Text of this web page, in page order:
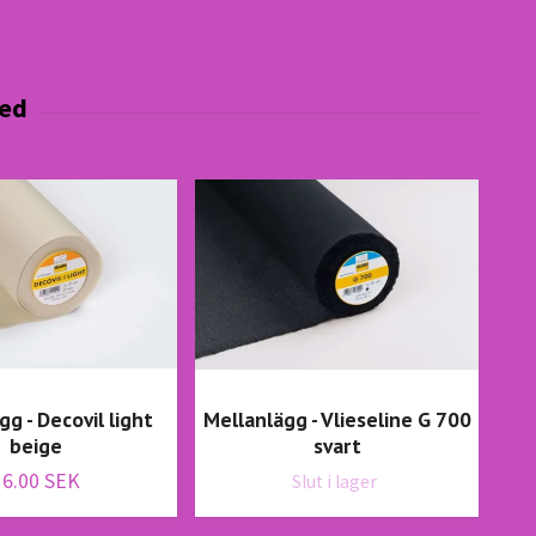
- Decovil light
beige
SEK
Mellanlägg - Vlieseline G 700
svart
Slut i lager